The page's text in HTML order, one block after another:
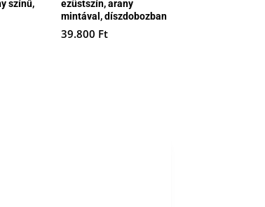
színű,
ezüstszín, arany
mintával, díszdobozban
39.800 Ft